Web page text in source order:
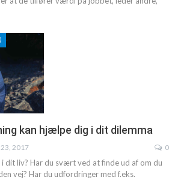
kan hjælpe dig i dit dilemma
23, 2017 0
dit liv? Har du svært ved at finde ud af om du
vej? Har du udfordringer med f.eks.